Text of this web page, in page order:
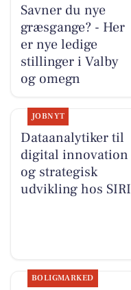
Savner du nye
græsgange? - Her
er nye ledige
stillinger i Valby
og omegn
JOBNYT
Dataanalytiker til
digital innovation
og strategisk
udvikling hos SIRI
BOLIGMARKED